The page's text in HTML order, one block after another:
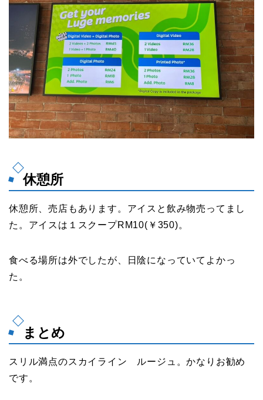
休憩所
休憩所、売店もあります。アイスと飲み物売ってまし
た。アイスは１スクープRM10(￥350)。
食べる場所は外でしたが、日陰になっていてよかっ
た。
まとめ
スリル満点のスカイライン ルージュ。かなりお勧め
です。